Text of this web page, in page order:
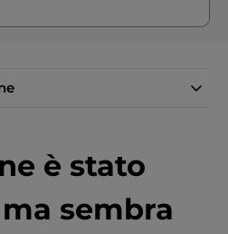
è stato
sembra